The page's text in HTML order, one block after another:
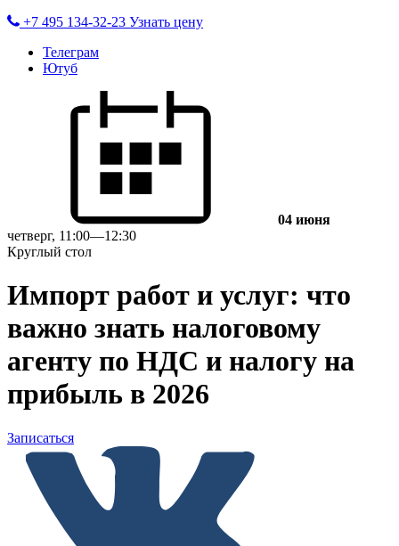
+7 495 134-32-23 Узнать цену
Телеграм
Ютуб
04 июня
четверг, 11:00—12:30
Круглый стол
Импорт работ и услуг: что
важно знать налоговому
агенту по НДС и налогу на
прибыль в 2026
Записаться